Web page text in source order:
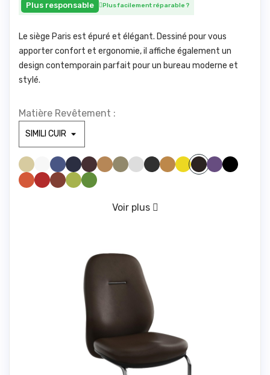
Plus responsable Plus facilement réparable ?
Le siège Paris est épuré et élégant. Dessiné pour vous
apporter confort et ergonomie, il affiche également un
design contemporain parfait pour un bureau moderne et
stylé.
Matière Revêtement :
SIMILI BLANC 100 SIMILI BLEU CLAIR 285 SIMILI BLEU FONCE1211
SIMILI BORDEAUX 1721 SIMILI CAMEL 1846 SIMILI GREGE 1842SIMILI GRIS CLAIR1940
SIMILI GRIS FONCE 961 SIMILI JAUNE 446SIMILI JAUNE 475SIMILI SIMILI MAUVE 328
SIMILI ORANGE 1794SIMILI ROUGE 1783SIMILI ROUILLE 775SIMILI VERT ANIS 1611SIMILI VERT FORET 673
VERT D'EAU 416
Voir plus